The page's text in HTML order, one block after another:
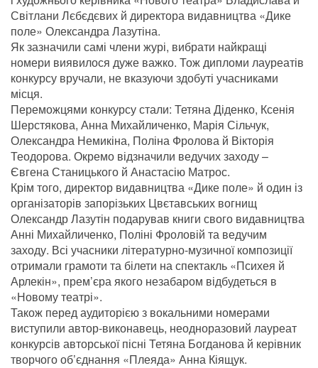
Світлани Лєбєдєвих й директора видавництва «Дике
поле» Олександра Лазутіна.
Як зазначили самі члени журі, вибрати найкращі
номери виявилося дуже важко. Тож дипломи лауреатів
конкурсу вручали, не вказуючи здобуті учасниками
місця.
Переможцями конкурсу стали: Тетяна Діденко, Ксенія
Шерстякова, Анна Михайличенко, Марія Сільчук,
Олександра Немикіна, Поліна Фролова й Вікторія
Теодорова. Окремо відзначили ведучих заходу –
Євгена Станицького й Анастасію Матрос.
Крім того, директор видавництва «Дике поле» й один із
організаторів запорізьких Цвєтавських вогнищ
Олександр Лазутін подарував книги свого видавництва
Анні Михайличенко, Поліні Фроловій та ведучим
заходу. Всі учасники літературно-музичної композиції
отримали грамоти та білети на спектакль «Психея й
Арлекін», прем’єра якого незабаром відбудеться в
«Новому театрі».
Також перед аудиторією з вокальними номерами
виступили автор-виконавець, неодноразовий лауреат
конкурсів авторської пісні Тетяна Богданова й керівник
творчого об’єднання «Плеяда» Анна Кіящук.